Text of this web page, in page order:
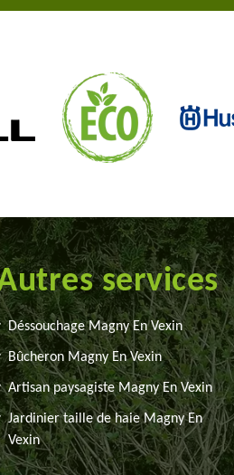
services
Déssouchage Magny En Vexin
Bûcheron Magny En Vexin
Artisan paysagiste Magny En Vexin
Jardinier taille de haie Magny En
Vexin